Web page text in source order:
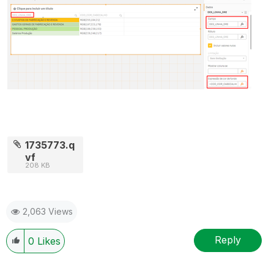
1735773.q
vf
208 KB
2,063 Views
0 Likes Reply